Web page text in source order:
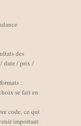
des
date / prix /
:
se fait en
code, ce qui
important